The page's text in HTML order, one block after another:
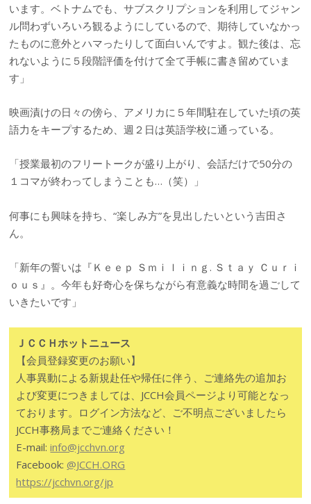
います。ベトナムでも、サブスクリプションを利用してジャン
ル問わずいろいろ観るようにしているので、期待していなかっ
たものに意外とハマったりして面白いんですよ。観た後は、忘
れないように５段階評価を付けて全て手帳に書き留めていま
す」
映画漬けの日々の傍ら、アメリカに５年間駐在していた頃の英
語力をキープするため、週２日は英語学校に通っている。
「授業最初のフリートークが盛り上がり、会話だけで50分の
１コマが終わってしまうことも…（笑）」
何事にも興味を持ち、“楽しみ方”を見出したいという吉田さ
ん。
「新年の誓いは『Ｋｅｅｐ Ｓｍｉｌｉｎｇ. Ｓｔａｙ Ｃｕｒｉ
ｏｕｓ』。今年も好奇心を保ちながら有意義な時間を過ごして
いきたいです」
ＪＣＣＨホットニュース
【会員登録変更のお願い】
人事異動による新規赴任や帰任に伴う、ご連絡先の追加お
よび変更につきましては、JCCH会員ページより可能となっ
ております。ログイン方法など、ご不明点ございましたら
JCCH事務局までご連絡ください！
E-mail:info@jcchvn.org
Facebook: @JCCH.ORG
https://jcchvn.org/jp